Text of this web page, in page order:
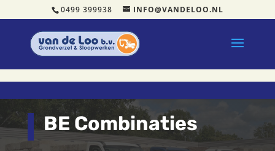
0499 399938 INFO@VANDELOO.NL
BE Combinaties